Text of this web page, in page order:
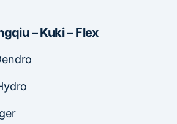
– Kuki – Flex